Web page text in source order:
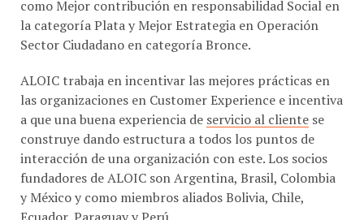
la categoría Plata y Mejor Estrategia en Operación
Sector Ciudadano en categoría Bronce.
las organizaciones en Customer Experience e incentiva
a que una buena experiencia deservicio al clientese
construye dando estructura a todos los puntos de
interacción de una organización con este. Los socios
fundadores de ALOIC son Argentina, Brasil, Colombia
y México y como miembros aliados Bolivia, Chile,
Ecuador, Paraguay y Perú.